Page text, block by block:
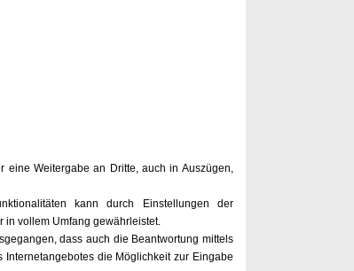
eine Weitergabe an Dritte, auch in Auszügen,
kann durch Einstellungen der
in vollem Umfang gewährleistet.
dass auch die Beantwortung mittels
die Möglichkeit zur Eingabe